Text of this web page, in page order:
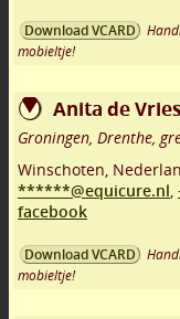
Download VCARD
mobieltje!
Anita de
Groningen, Drenthe,
Winschoten,
******@equicure.nl,
facebook
Download VCARD
mobieltje!